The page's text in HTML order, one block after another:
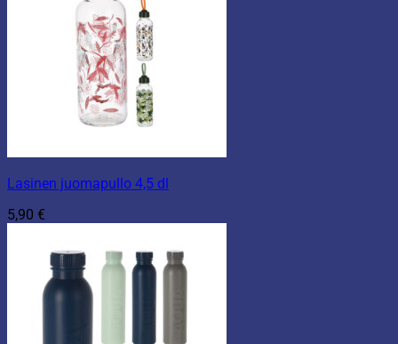
Lasinen juomapullo 4,5 dl
5,90 €